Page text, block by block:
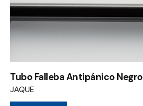
Tubo Falleba Antipánico Negro
JAQUE